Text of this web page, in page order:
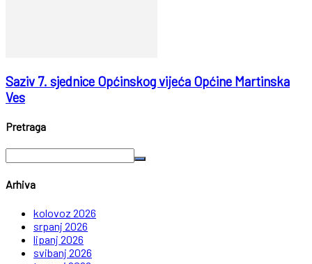
Saziv 7. sjednice Općinskog vijeća Općine Martinska
Ves
Pretraga
Arhiva
kolovoz 2026
srpanj 2026
lipanj 2026
svibanj 2026